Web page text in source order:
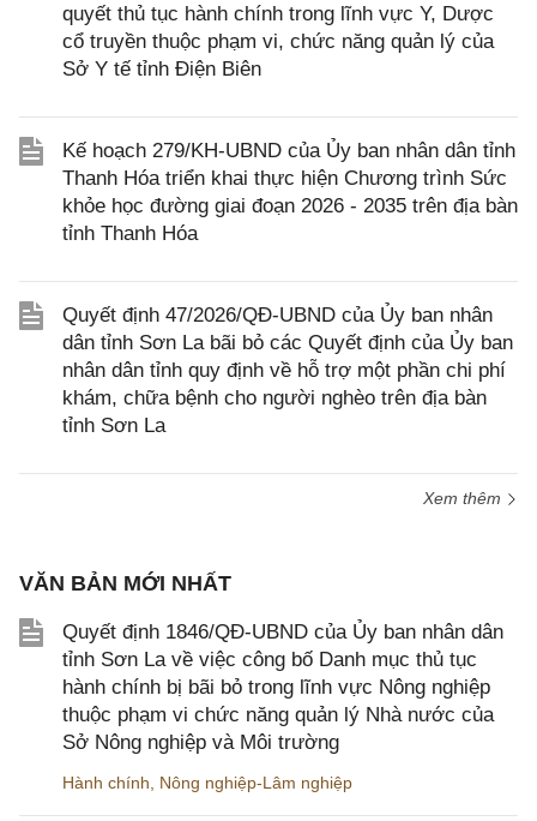
quyết thủ tục hành chính trong lĩnh vực Y, Dược
cổ truyền thuộc phạm vi, chức năng quản lý của
Sở Y tế tỉnh Điện Biên
Kế hoạch 279/KH-UBND của Ủy ban nhân dân tỉnh
Thanh Hóa triển khai thực hiện Chương trình Sức
khỏe học đường giai đoạn 2026 - 2035 trên địa bàn
tỉnh Thanh Hóa
Quyết định 47/2026/QĐ-UBND của Ủy ban nhân
dân tỉnh Sơn La bãi bỏ các Quyết định của Ủy ban
nhân dân tỉnh quy định về hỗ trợ một phần chi phí
khám, chữa bệnh cho người nghèo trên địa bàn
tỉnh Sơn La
Xem thêm
VĂN BẢN MỚI NHẤT
Quyết định 1846/QĐ-UBND của Ủy ban nhân dân
tỉnh Sơn La về việc công bố Danh mục thủ tục
hành chính bị bãi bỏ trong lĩnh vực Nông nghiệp
thuộc phạm vi chức năng quản lý Nhà nước của
Sở Nông nghiệp và Môi trường
Hành chính Nông nghiệp-Lâm nghiệp